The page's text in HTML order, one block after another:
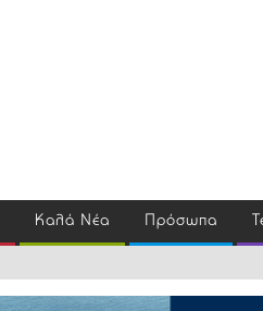
Καλά Νέα Πρόσωπα